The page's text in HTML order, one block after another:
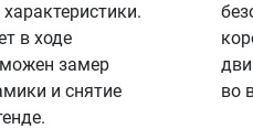
в ходе
замер
и снятие
во